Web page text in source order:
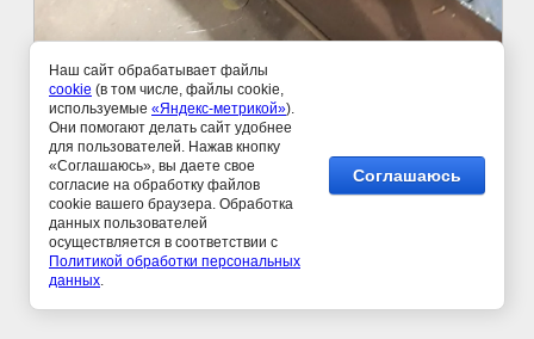
Наш сайт обрабатывает файлы
cookie (в том числе, файлы cookie,
используемые «Яндекс-метрикой»).
Они помогают делать сайт удобнее
для пользователей. Нажав кнопку
«Соглашаюсь», вы даете свое
согласие на обработку файлов
cookie вашего браузера. Обработка
данных пользователей
осуществляется в соответствии c
Политикой обработки персональных
данных.
Соглашаюсь